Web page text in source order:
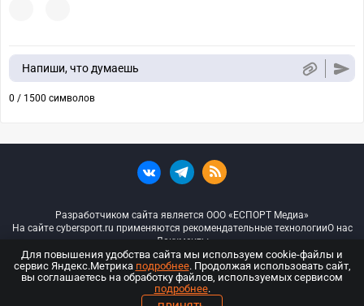
Напиши, что думаешь
0 / 1500 символов
Разработчиком сайта является ООО «ЕСПОРТ Медиа»
На сайте cybersport.ru применяются рекомендательные технологииО нас
Документы
© ООО «Киберспорт.ру» — Все права защищены
18+
Для повышения удобства сайта мы используем cookie-файлы и
сервис Яндекс.Метрика подробнее. Продолжая использовать сайт,
вы соглашаетесь на обработку файлов, используемых сервисом
подробнее.